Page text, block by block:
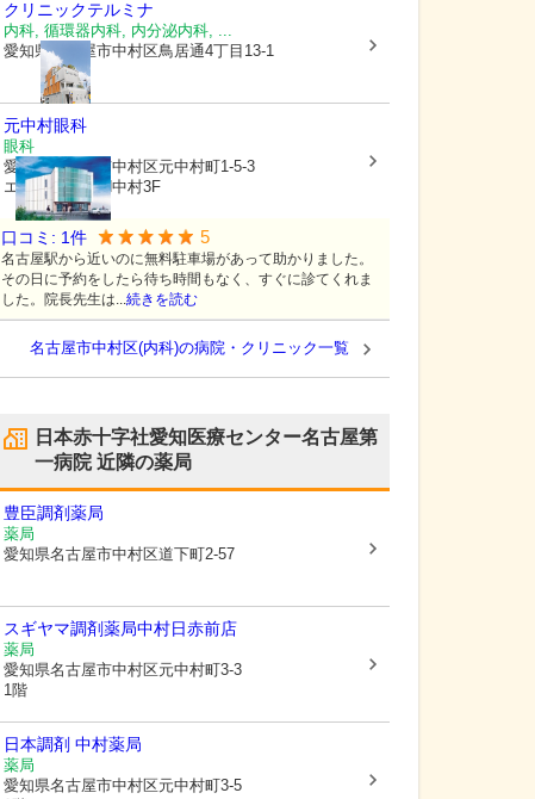
クリニックテルミナ
内科, 循環器内科, 内分泌内科, ...
愛知県名古屋市中村区鳥居通4丁目13-1
元中村眼科
眼科
愛知県名古屋市中村区元中村町1-5-3
エムエスTOWN中村3F
口コミ: 1件 5
名古屋駅から近いのに無料駐車場があって助かりました。
その日に予約をしたら待ち時間もなく、すぐに診てくれま
した。院長先生は...続きを読む
名古屋市中村区(内科)の病院・クリニック一覧
日本赤十字社愛知医療センター名古屋第
一病院近隣の薬局
豊臣調剤薬局
薬局
愛知県名古屋市中村区道下町2-57
スギヤマ調剤薬局中村日赤前店
薬局
愛知県名古屋市中村区元中村町3-3
1階
日本調剤 中村薬局
薬局
愛知県名古屋市中村区元中村町3-5